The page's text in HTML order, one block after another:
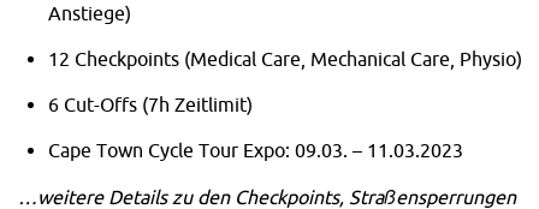
Anstiege)
12 Checkpoints (Medical Care, Mechanical Care, Physio)
6 Cut-Offs (7h Zeitlimit)
Cape Town Cycle Tour Expo: 09.03. – 11.03.2023
…weitere Details zu den Checkpoints, Straßensperrungen